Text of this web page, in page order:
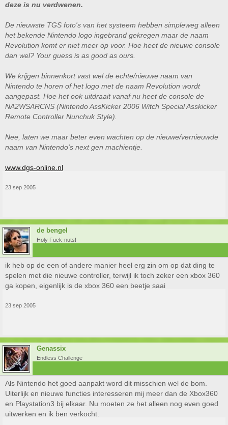
deze is nu verdwenen.
De nieuwste TGS foto's van het systeem hebben simpleweg alleen
het bekende Nintendo logo ingebrand gekregen maar de naam
Revolution komt er niet meer op voor. Hoe heet de nieuwe console
dan wel? Your guess is as good as ours.
We krijgen binnenkort vast wel de echte/nieuwe naam van
Nintendo te horen of het logo met de naam Revolution wordt
aangepast. Hoe het ook uitdraait vanaf nu heet de console de
NA2WSARCNS (Nintendo AssKicker 2006 Witch Special Asskicker
Remote Controller Nunchuk Style).
Nee, laten we maar beter even wachten op de nieuwe/vernieuwde
naam van Nintendo's next gen machientje.
www.dgs-online.nl
23 sep 2005
de bengel
Holy Fuck-nuts!
ik heb op de een of andere manier heel erg zin om op dat ding te
spelen met die nieuwe controller, terwijl ik toch zeker een xbox 360
ga kopen, eigenlijk is de xbox 360 een beetje saai
23 sep 2005
Genassix
Endless Challenge
Als Nintendo het goed aanpakt word dit misschien wel de bom.
Uiterlijk en nieuwe functies interesseren mij meer dan de Xbox360
en Playstation3 bij elkaar. Nu moeten ze het alleen nog even goed
uitwerken en ik ben verkocht.